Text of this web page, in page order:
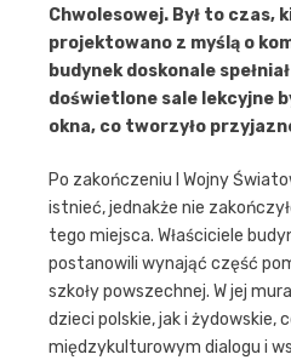
Chwolesowej. Był to czas,
projektowano z myślą o
budynek doskonale
doświetlone sale lekcyjne
okna, co tworzyło
Po zakończeniu I Wojny
istnieć, jednakże nie
tego miejsca. Właściciele
postanowili wynająć część
szkoły powszechnej. W jej
dzieci polskie, jak i żydowskie,
międzykulturowym dialogu i